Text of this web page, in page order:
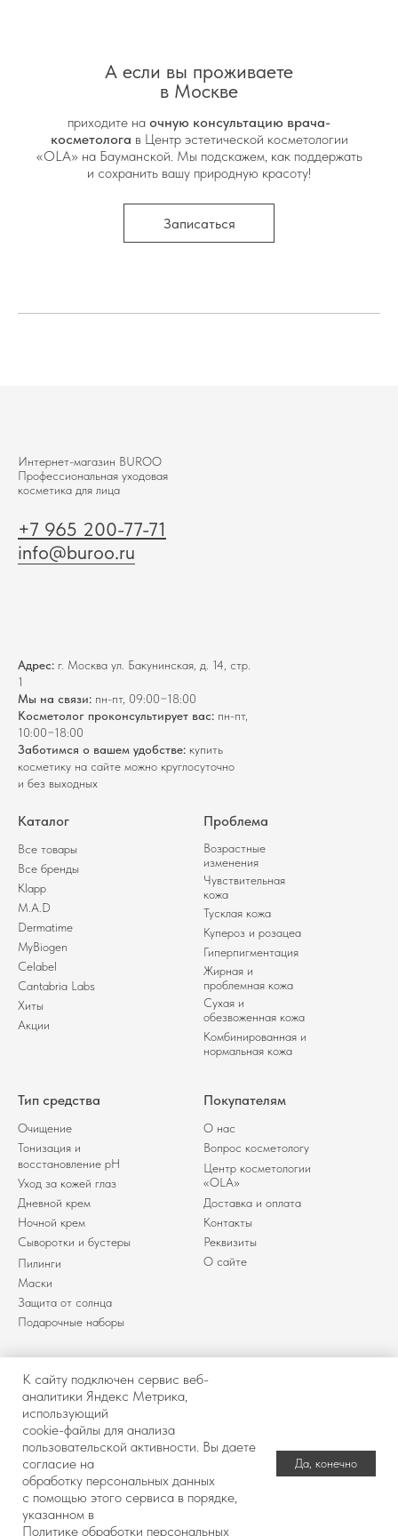
В корзину
приходите на очную консультацию врача-
косметолога в Центр эстетической косметологии
«OLA» на Бауманской. Мы подскажем, как поддержать
и сохранить вашу природную красоту!
А если вы проживаете
в Москве
Записаться
Адрес: г. Москва ул. Бакунинская, д. 14, стр.
1
Мы на связи: пн-пт, 09:00−18:00
Косметолог проконсультирует вас: пн-пт,
10:00−18:00
Заботимся о вашем удобстве: купить
косметику на сайте можно круглосуточно
и без выходных
О нас
Доставка и оплата
Центр косметологии
«OLA»
Вопрос косметологу
О сайте
Реквизиты
Контакты
Покупателям
Тусклая кожа
Жирная и
проблемная кожа
Комбинированная и
нормальная кожа
Сухая и
обезвоженная кожа
Гиперпигментация
Купероз и розацеа
Возрастные
изменения
Чувствительная
кожа
Проблема
Тонизация и
восстановление pH
Очищение
Уход за кожей глаз
Дневной крем
Пилинги
Маски
Подарочные наборы
Защита от солнца
Ночной крем
Сыворотки и бустеры
данных
Договор оферты
Разработка сайта
© 2025-2026 Интернет магазин «BUROО» Все права
защищены. Копирование и иное использование
материалов с сайта без разрешения правообладателя
запрещено и влечет ответственность, предусмотренную
действующим законодательством
Тип средства
Каталог
MyBiogen
Dermatime
Хиты
Акции
Cantabria Labs
Celabel
M.A.D
Klapp
+7 965 200-77-71
info@buroo.ru
Все товары
Все бренды
Интернет-магазин BUROО
Профессиональная уходовая
косметика для лица
К сайту подключен сервис веб-
аналитики Яндекс Метрика,
использующий
cookie-файлы для анализа
пользовательской активности. Вы даете
согласие на
обработку персональных данных
с помощью этого сервиса в порядке,
указанном в
Политике обработки персональных
Да, конечно